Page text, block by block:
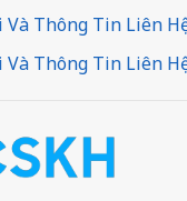
Và Thông Tin Liên
Và Thông Tin Liên